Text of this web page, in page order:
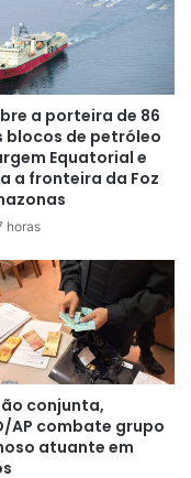
do
e estadual
de equipamentos no
920 motores
pescado, 110
é de R$ 9,8
do senador
será feita pela
a porteira de 86
blocos de petróleo
Equatorial e
a fronteira da Foz
horas
conjunta,
AP combate grupo
atuante em